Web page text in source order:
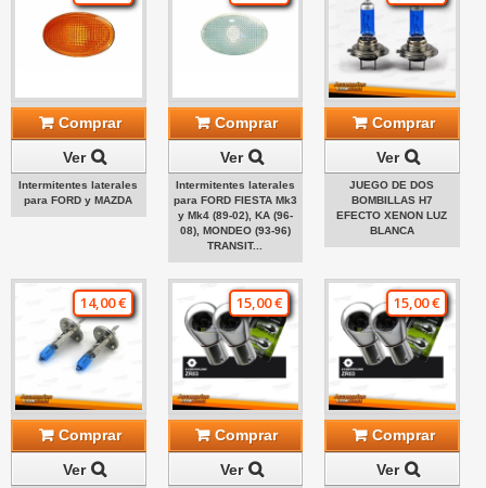
Comprar
Ver
Intermitentes laterales
para FORD y MAZDA
Comprar
Ver
Intermitentes laterales
para FORD FIESTA Mk3
y Mk4 (89-02), KA (96-
08), MONDEO (93-96)
TRANSIT...
Comprar
Ver
JUEGO DE DOS
BOMBILLAS H7
EFECTO XENON LUZ
BLANCA
14,00 €
Comprar
Ver
15,00 €
Comprar
Ver
15,00 €
Comprar
Ver